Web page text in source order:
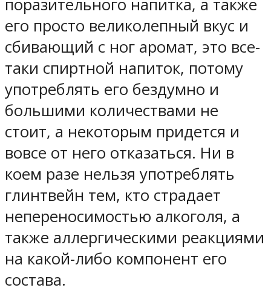
поразительного напитка, а также
его просто великолепный вкус и
сбивающий с ног аромат, это все-
таки спиртной напиток, потому
употреблять его бездумно и
большими количествами не
стоит, а некоторым придется и
вовсе от него отказаться. Ни в
коем разе нельзя употреблять
глинтвейн тем, кто страдает
непереносимостью алкоголя, а
также аллергическими реакциями
на какой-либо компонент его
состава.